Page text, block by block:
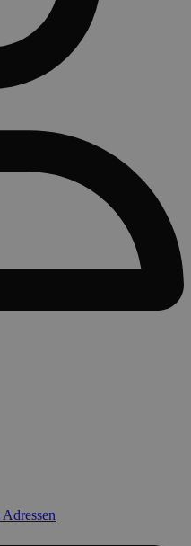
Adressen